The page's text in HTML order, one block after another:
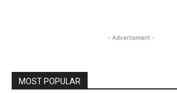
- Advertisment -
MOST POPULAR